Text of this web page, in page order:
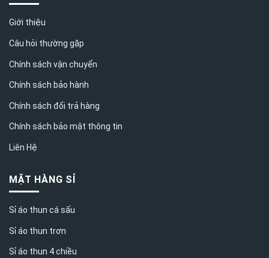
Giới thiệu
Câu hỏi thường gặp
Chính sách vận chuyển
Chính sách bảo hành
Chính sách đổi trả hàng
Chính sách bảo mật thông tin
Liên Hệ
MẶT HÀNG SỈ
Sỉ áo thun cá sấu
Sỉ áo thun trơn
Sỉ áo thun 4 chiều